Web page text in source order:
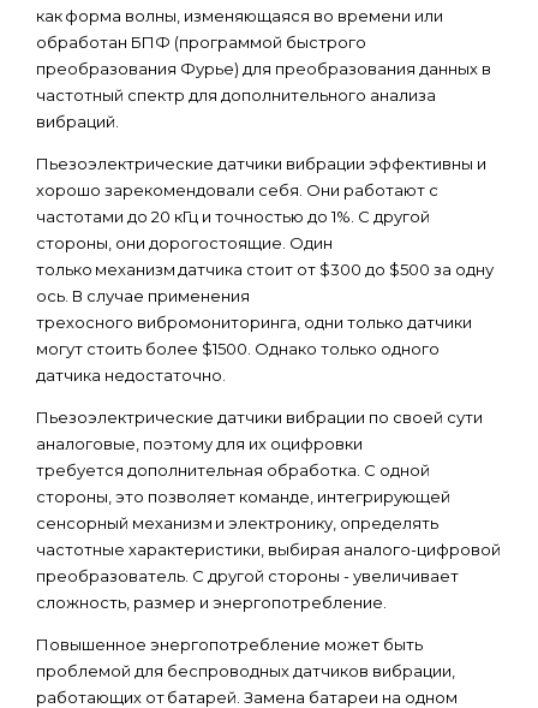
как форма волны, изменяющаяся во времени или
обработан БПФ (программой быстрого
преобразования Фурье) для преобразования данных в
частотный спектр для дополнительного анализа
вибраций.
Пьезоэлектрические датчики вибрации эффективны и
хорошо зарекомендовали себя. Они работают с
частотами до 20 кГц и точностью до 1%. С другой
стороны, они дорогостоящие. Один
только механизм датчика стоит от $300 до $500 за одну
ось. В случае применения
трехосного вибромониторинга, одни только датчики
могут стоить более $1500. Однако только одного
датчика недостаточно.
Пьезоэлектрические датчики вибрации по своей сути
аналоговые, поэтому для их оцифровки
требуется дополнительная обработка. С одной
стороны, это позволяет команде, интегрирующей
сенсорный механизм и электронику, определять
частотные характеристики, выбирая аналого-цифровой
преобразователь. С другой стороны - увеличивает
сложность, размер и энергопотребление.
Повышенное энергопотребление может быть
проблемой для беспроводных датчиков вибрации,
работающих от батарей. Замена батареи на одном